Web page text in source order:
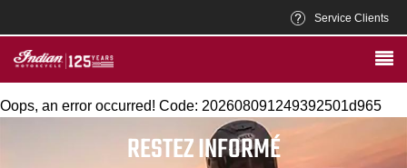
Service Clients
Oops, an error occurred! Code: 202608091249392501d965
RESTEZ INFORMÉ